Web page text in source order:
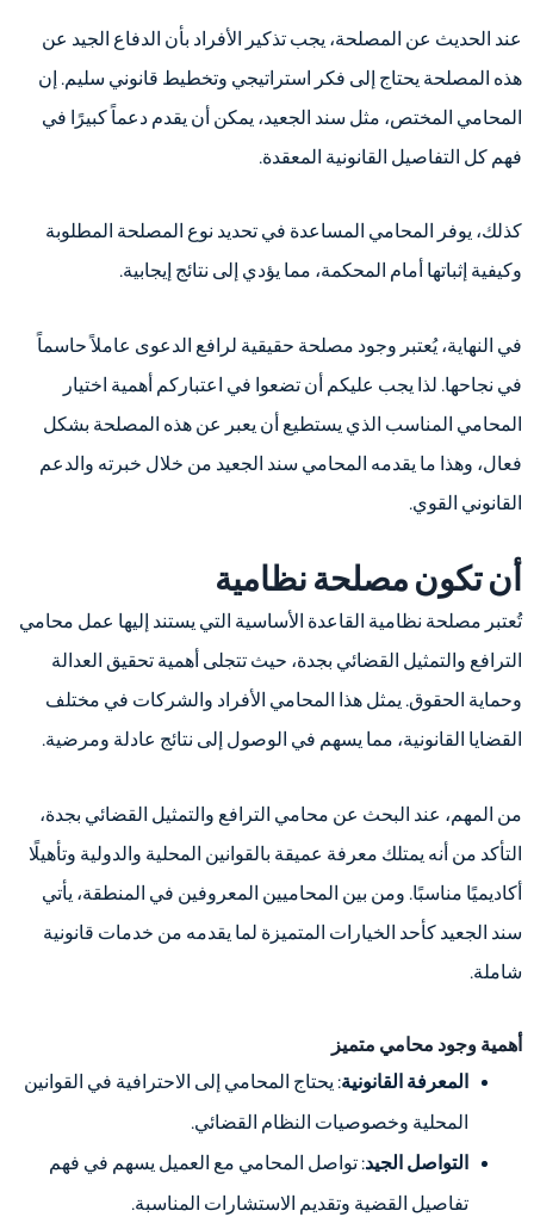
عند الحديث عن المصلحة، يجب تذكير الأفراد بأن الدفاع الجيد عن
هذه المصلحة يحتاج إلى فكر استراتيجي وتخطيط قانوني سليم. إن
المحامي المختص، مثل سند الجعيد، يمكن أن يقدم دعماً كبيرًا في
فهم كل التفاصيل القانونية المعقدة.
كذلك، يوفر المحامي المساعدة في تحديد نوع المصلحة المطلوبة
وكيفية إثباتها أمام المحكمة، مما يؤدي إلى نتائج إيجابية.
في النهاية، يُعتبر وجود مصلحة حقيقية لرافع الدعوى عاملاً حاسماً
في نجاحها. لذا يجب عليكم أن تضعوا في اعتباركم أهمية اختيار
المحامي المناسب الذي يستطيع أن يعبر عن هذه المصلحة بشكل
فعال، وهذا ما يقدمه المحامي سند الجعيد من خلال خبرته والدعم
القانوني القوي.
أن تكون مصلحة نظامية
تُعتبر مصلحة نظامية القاعدة الأساسية التي يستند إليها عمل محامي
الترافع والتمثيل القضائي بجدة، حيث تتجلى أهمية تحقيق العدالة
وحماية الحقوق. يمثل هذا المحامي الأفراد والشركات في مختلف
القضايا القانونية، مما يسهم في الوصول إلى نتائج عادلة ومرضية.
من المهم، عند البحث عن محامي الترافع والتمثيل القضائي بجدة،
التأكد من أنه يمتلك معرفة عميقة بالقوانين المحلية والدولية وتأهيلًا
أكاديميًا مناسبًا. ومن بين المحاميين المعروفين في المنطقة، يأتي
سند الجعيد كأحد الخيارات المتميزة لما يقدمه من خدمات قانونية
شاملة.
أهمية وجود محامي متميز
المعرفة القانونية: يحتاج المحامي إلى الاحترافية في القوانين
المحلية وخصوصيات النظام القضائي.
التواصل الجيد: تواصل المحامي مع العميل يسهم في فهم
تفاصيل القضية وتقديم الاستشارات المناسبة.